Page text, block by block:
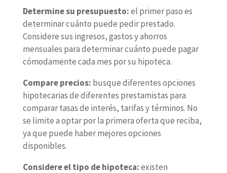
Determine su presupuesto:el primer paso es
determinar cuánto puede pedir prestado.
Considere sus ingresos, gastos y ahorros
mensuales para determinar cuánto puede pagar
cómodamente cada mes por su hipoteca.
Compare precios: busque diferentes opciones
hipotecarias de diferentes prestamistas para
comparar tasas de interés, tarifas y términos. No
se limite a optar por la primera oferta que reciba,
ya que puede haber mejores opciones
disponibles.
Considere el tipo de hipoteca:existen